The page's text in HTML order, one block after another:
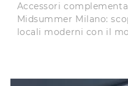
Accessori
Midsummer Milano:
locali moderni con il